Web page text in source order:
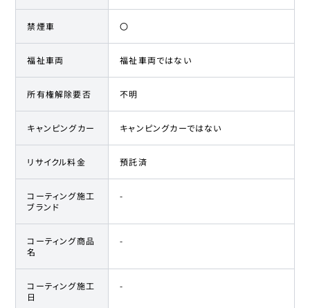
禁煙車 〇
福祉車両 福祉車両ではない
所有権解除要否 不明
キャンピングカー キャンピングカーではない
リサイクル料金 預託済
コーティング施工
ブランド
-
コーティング商品
名
-
コーティング施工
日
-